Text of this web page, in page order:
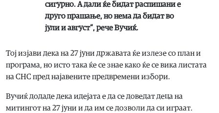
сигурно. А дали ќе бидат распишани е
друго прашање, но нема да бидат во
јули и август“, рече Вучиќ.
Тој изјави дека на 27 јуни државата ќе излезе со план и
програма, но исто така ќе се знае како ќе се вика листата
на СНС пред најавените предвремени избори.
Вучиќ додаде дека идејата е да се доведат деца на
митингот на 27 јуни и да им се дозволи да си играат.